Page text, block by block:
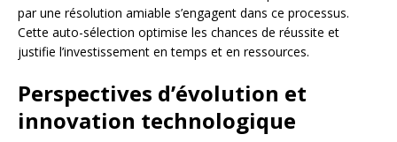
par une résolution amiable s’engagent dans ce processus.
Cette auto-sélection optimise les chances de réussite et
justifie l’investissement en temps et en ressources.
Perspectives d’évolution et
innovation technologique